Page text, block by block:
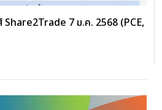
Share2Trade 7 ม.ค. 2568 (PCE,